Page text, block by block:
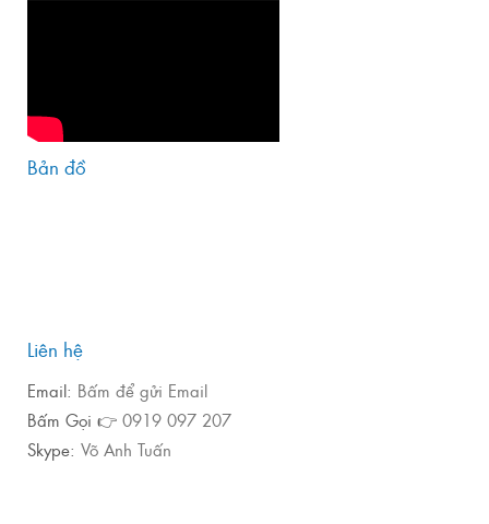
Bản đồ
Liên hệ
Email: Bấm để gửi Email
Bấm Gọi 👉 0919 097 207
Skype: Võ Anh Tuấn